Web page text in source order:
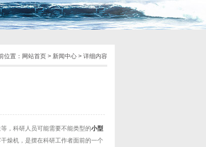
位置： 网站首页 > 新闻中心 > 详细内容
，科研人员可能需要不能类型的小型
燥机，是摆在科研工作者面前的一个